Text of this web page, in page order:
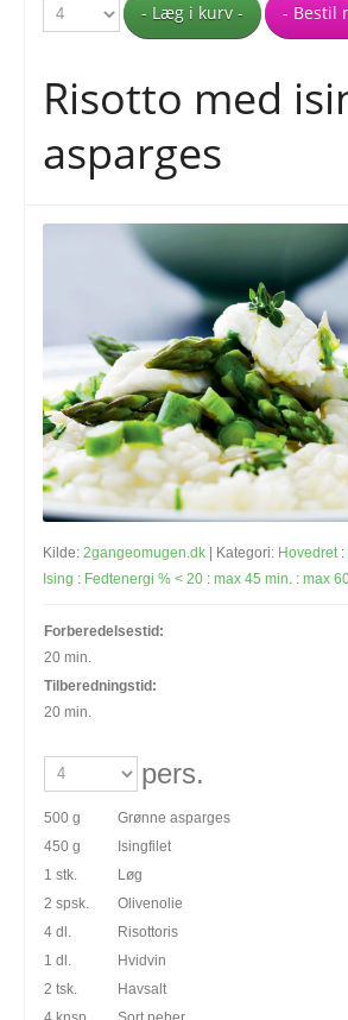
- Læg i kurv - - Bestil
Risotto med
asparges
Kilde: 2gangeomugen.dk | Kategori: Hovedret :
Ising : Fedtenergi % < 20 : max 45 min. : max
Forberedelsestid:
20 min.
Tilberedningstid:
20 min.
pers.
500 g
Grønne asparges
450 g
Isingfilet
1 stk.
Løg
2 spsk.
Olivenolie
4 dl.
Risottoris
1 dl.
Hvidvin
2 tsk.
Havsalt